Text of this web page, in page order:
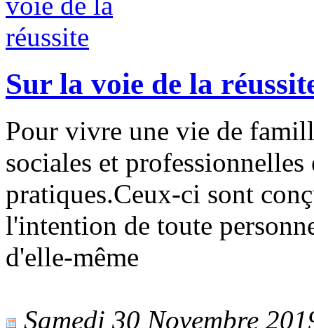
Sur la voie de la
Pour vivre une vie de
sociales et
pratiques.Ceux-ci sont
l'intention de toute
d'elle-même
Samedi 30 Novembre